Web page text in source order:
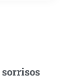
sorrisos